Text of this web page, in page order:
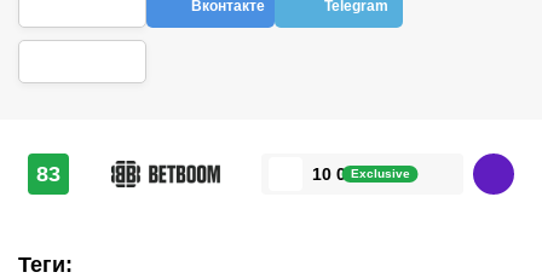
Вконтакте Telegram
83 10 000 ₽Exclusive
Теги: